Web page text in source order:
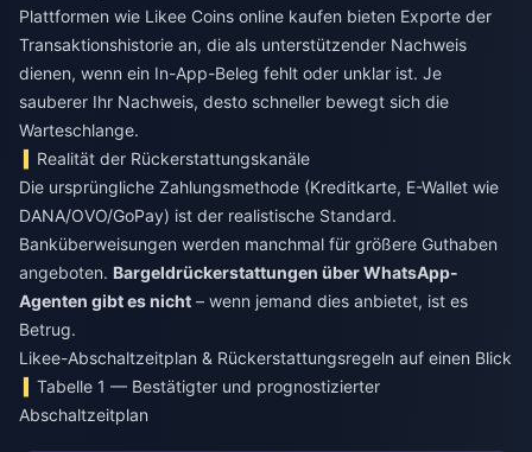
Plattformen wie Likee Coins online kaufen bieten Exporte der
Transaktionshistorie an, die als unterstützender Nachweis
dienen, wenn ein In-App-Beleg fehlt oder unklar ist. Je
sauberer Ihr Nachweis, desto schneller bewegt sich die
Warteschlange.
Realität der Rückerstattungskanäle
Die ursprüngliche Zahlungsmethode (Kreditkarte, E-Wallet wie
DANA/OVO/GoPay) ist der realistische Standard.
Banküberweisungen werden manchmal für größere Guthaben
angeboten. Bargeldrückerstattungen über WhatsApp-
Agenten gibt es nicht – wenn jemand dies anbietet, ist es
Betrug.
Likee-Abschaltzeitplan & Rückerstattungsregeln auf einen Blick
Tabelle 1 — Bestätigter und prognostizierter
Abschaltzeitplan